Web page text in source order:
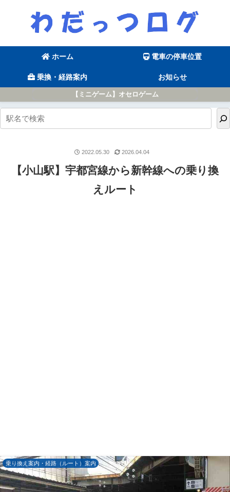
ホーム 電車の停車位置
乗換・経路案内 お知らせ
【ミニゲーム】オセロゲーム
【小山駅】宇都宮線から新幹線への乗り換
えルート
乗り換え案内・経路（ルート）案内
2022.05.30 2026.04.04